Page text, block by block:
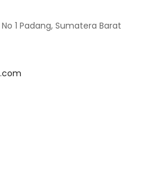
1 Padang, Sumatera Barat